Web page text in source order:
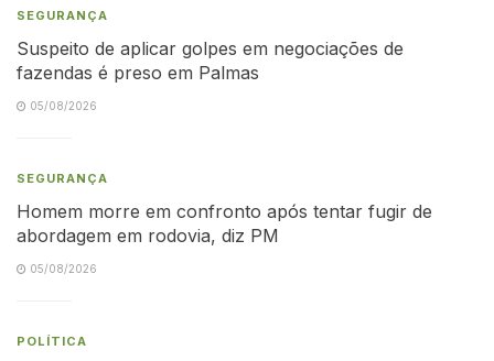
SEGURANÇA
Suspeito de aplicar golpes em negociações de
fazendas é preso em Palmas
05/08/2026
SEGURANÇA
Homem morre em confronto após tentar fugir de
abordagem em rodovia, diz PM
05/08/2026
POLÍTICA